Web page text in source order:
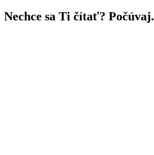
Nechce sa Ti čítať? Počúvaj.